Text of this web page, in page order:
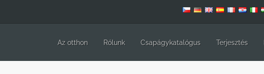
Az otthon Rólunk Csapágykatalógus Terjesztés